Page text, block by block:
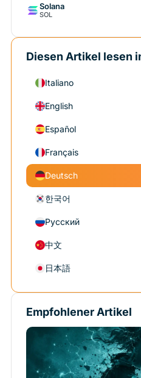
Solana
SOL
Diesen Artikel lesen
Italiano
English
Español
Français
Deutsch
한국어
Русский
中文
日本語
Empfohlener Artikel